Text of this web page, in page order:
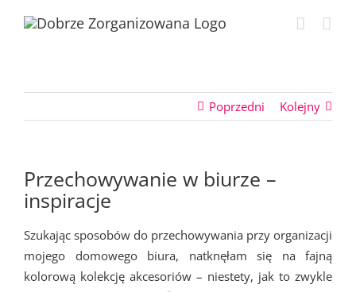
Poprzedni Kolejny
Przechowywanie w biurze –
inspiracje
Szukając sposobów do przechowywania przy organizacji
mojego domowego biura, natknęłam się na fajną
kolorową kolekcję akcesoriów – niestety, jak to zwykle